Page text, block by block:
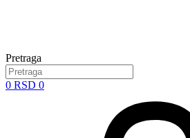
Pretraga
0 RSD 0